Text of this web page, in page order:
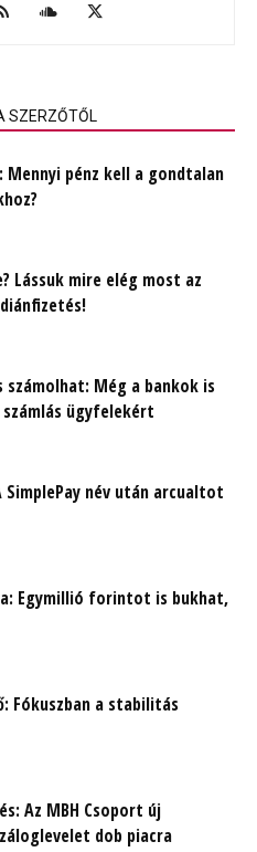
SZERZŐTŐL
Mennyi pénz kell a gondtalan
Lássuk mire elég most az
számolhat: Még a bankok is
ügyfelekért
SimplePay név után arcualtot
Egymillió forintot is bukhat,
Fókuszban a stabilitás
Az MBH Csoport új
dob piacra